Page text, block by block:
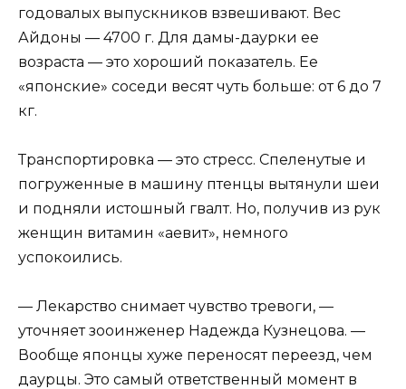
годовалых выпускников взвешивают. Вес
Айдоны — 4700 г. Для дамы-даурки ее
возраста — это хороший показатель. Ее
«японские» соседи весят чуть больше: от 6 до 7
кг.
Транспортировка — это стресс. Спеленутые и
погруженные в машину птенцы вытянули шеи
и подняли истошный гвалт. Но, получив из рук
женщин витамин «аевит», немного
успокоились.
— Лекарство снимает чувство тревоги, —
уточняет зооинженер Надежда Кузнецова. —
Вообще японцы хуже переносят переезд, чем
даурцы. Это самый ответственный момент в